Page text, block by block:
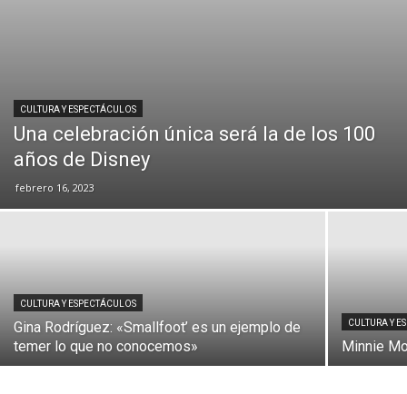
CULTURA Y ESPECTÁCULOS
Una celebración única será la de los 100
años de Disney
febrero 16, 2023
CULTURA Y ESPECTÁCULOS
Gina Rodríguez: «Smallfoot’ es un ejemplo de
temer lo que no conocemos»
CULTURA Y
Minnie